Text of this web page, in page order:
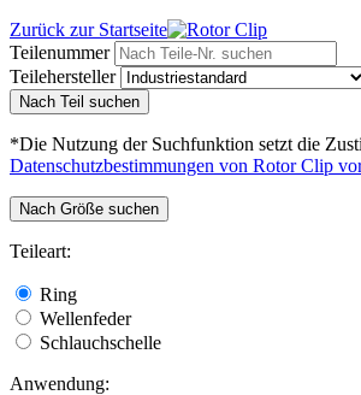
Zurück zur Startseite
Teilenummer
Teilehersteller
Nach Teil suchen
*Die Nutzung der Suchfunktion setzt die
Datenschutzbestimmungen von Rotor Clip
Nach Größe suchen
Teileart:
Ring
Wellenfeder
Schlauchschelle
Anwendung: